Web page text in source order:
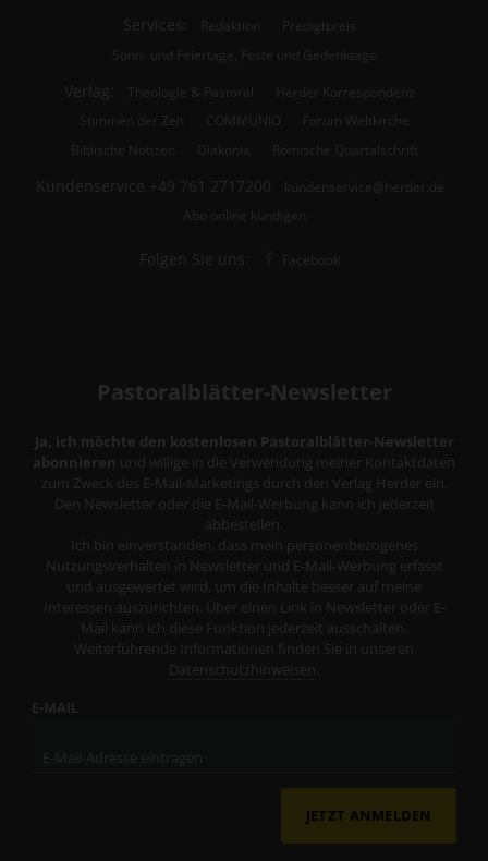
Services: Redaktion
Predigtpreis
Sonn- und Feiertage, Feste und Gedenktage
Verlag: Theologie & Pastoral
Herder Korrespondenz
Stimmen der Zeit
COMMUNIO
Forum Weltkirche
Biblische Notizen
Diakonia Römische Quartalschrift
Kundenservice +49 761 2717200
kundenservice@herder.de
Abo online kündigen
Folgen Sie uns: Facebook
Pastoralblätter-Newsletter
Ja, ich möchte den kostenlosen Pastoralblätter-Newsletter
abonnieren und willige in die Verwendung meiner Kontaktdaten
zum Zweck des E-Mail-Marketings durch den Verlag Herder ein.
Den Newsletter oder die E-Mail-Werbung kann ich jederzeit
abbestellen.
Ich bin einverstanden, dass mein personenbezogenes
Nutzungsverhalten in Newsletter und E-Mail-Werbung erfasst
und ausgewertet wird, um die Inhalte besser auf meine
Interessen auszurichten. Über einen Link in Newsletter oder E-
Mail kann ich diese Funktion jederzeit ausschalten.
Weiterführende Informationen finden Sie in unseren
Datenschutzhinweisen
E-MAIL
JETZT ANMELDEN